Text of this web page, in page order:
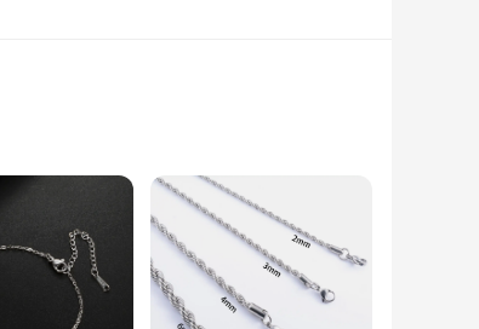
The bracelets in this collection are designed
ideal choice for everyday wear, as they resist